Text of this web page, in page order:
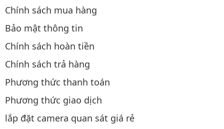
Chính sách mua hàng
Bảo mật thông tin
Chính sách hoàn tiền
Chính sách trả hàng
Phương thức thanh toán
Phương thức giao dịch
lắp đặt camera quan sát giá rẻ